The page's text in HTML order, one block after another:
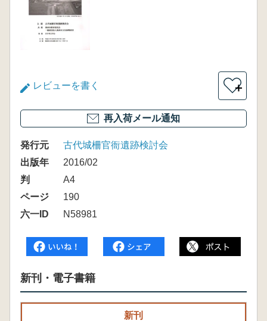
レビューを書く ＋
再入荷メール通知
発行元
古代城柵官衙遺跡検討会
出版年
2016/02
判
A4
ページ
190
六一ID
N58981
新刊・電子書籍
新刊